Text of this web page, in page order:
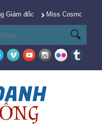
Giám đốc Miss Cosmo 2025